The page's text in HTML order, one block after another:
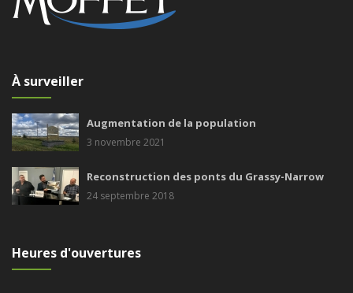
À surveiller
Augmentation de la population
3 novembre 2021
Reconstruction des ponts du Grassy-Narrow
24 septembre 2018
Heures d'ouvertures